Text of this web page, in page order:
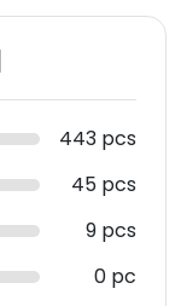
443 pcs
45 pcs
9 pcs
0 pc